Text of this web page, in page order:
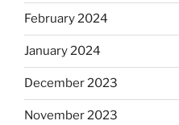
February 2024
January 2024
December 2023
November 2023